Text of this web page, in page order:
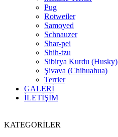
Pug
Rotweiler
Samoyed
Schnauzer
Shar-pei
Shih-tzu
Sibirya Kurdu (Husky)
Şivava (Chihuahua)
Terrier
GALERİ
İLETİŞİM
KATEGORİLER